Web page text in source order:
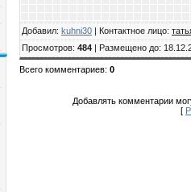
Добавил: kuhni30 | Контактное лицо:
Просмотров: 484 | Размещено до:
Всего комментариев: 0
Добавлять комментарии
[